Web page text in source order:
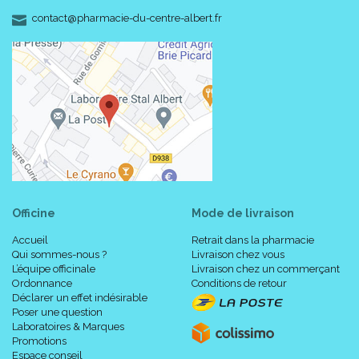
Conserver hors de portée des enfants.
Ne remplace pas le brossage des dents après chaque repas.
Les dents sensibles peuvent être le signe d' un problème
sous jacent qui nécessite le conseil d' un dentiste, si la
douleur persiste.
Composition :
Aqua, glycerin, sorbitol, propylene glycol, disodium
copolymer, tetrapotassium pyrophosphate, sodium levulinate,
saccharine, sodium fluoride, CI 19140, CI 42051.
Code ACL : 4070925
Code EAN : 8714789834740
contact-
@-
pharmacie-du-centre-albert.fr
Officine
Accueil
Qui sommes-nous ?
L’équipe officinale
Ordonnance
Déclarer un effet indésirable
Poser une question
Laboratoires & Marques
Promotions
Espace conseil
Mode de livraison
Retrait dans la pharmacie
Livraison chez vous
Livraison chez un commerçant
Conditions de retour